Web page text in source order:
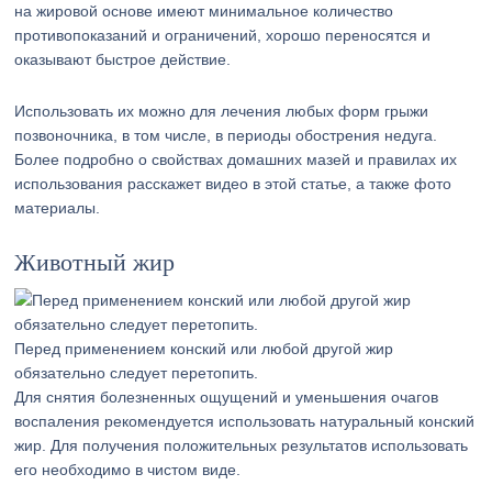
на жировой основе имеют минимальное количество
противопоказаний и ограничений, хорошо переносятся и
оказывают быстрое действие.
Использовать их можно для лечения любых форм грыжи
позвоночника, в том числе, в периоды обострения недуга.
Более подробно о свойствах домашних мазей и правилах их
использования расскажет видео в этой статье, а также фото
материалы.
Животный жир
Перед применением конский или любой другой жир
обязательно следует перетопить.
Для снятия болезненных ощущений и уменьшения очагов
воспаления рекомендуется использовать натуральный конский
жир. Для получения положительных результатов использовать
его необходимо в чистом виде.